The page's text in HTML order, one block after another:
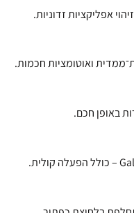
באופן חכם.